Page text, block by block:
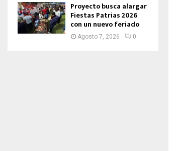
Proyecto busca alargar
Fiestas Patrias 2026
con un nuevo feriado
Agosto 7, 2026 0